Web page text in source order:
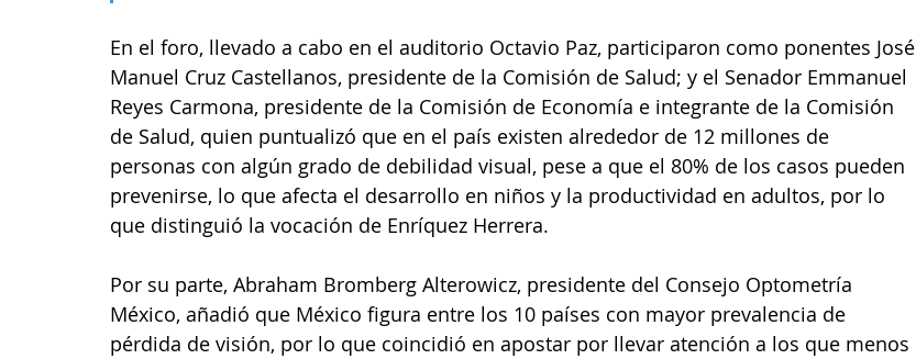
En el foro, llevado a cabo en el auditorio Octavio Paz, participaron como ponentes José
Manuel Cruz Castellanos, presidente de la Comisión de Salud; y el Senador Emmanuel
Reyes Carmona, presidente de la Comisión de Economía e integrante de la Comisión
de Salud, quien puntualizó que en el país existen alrededor de 12 millones de
personas con algún grado de debilidad visual, pese a que el 80% de los casos pueden
prevenirse, lo que afecta el desarrollo en niños y la productividad en adultos, por lo
que distinguió la vocación de Enríquez Herrera.
Por su parte, Abraham Bromberg Alterowicz, presidente del Consejo Optometría
México, añadió que México figura entre los 10 países con mayor prevalencia de
pérdida de visión, por lo que coincidió en apostar por llevar atención a los que menos